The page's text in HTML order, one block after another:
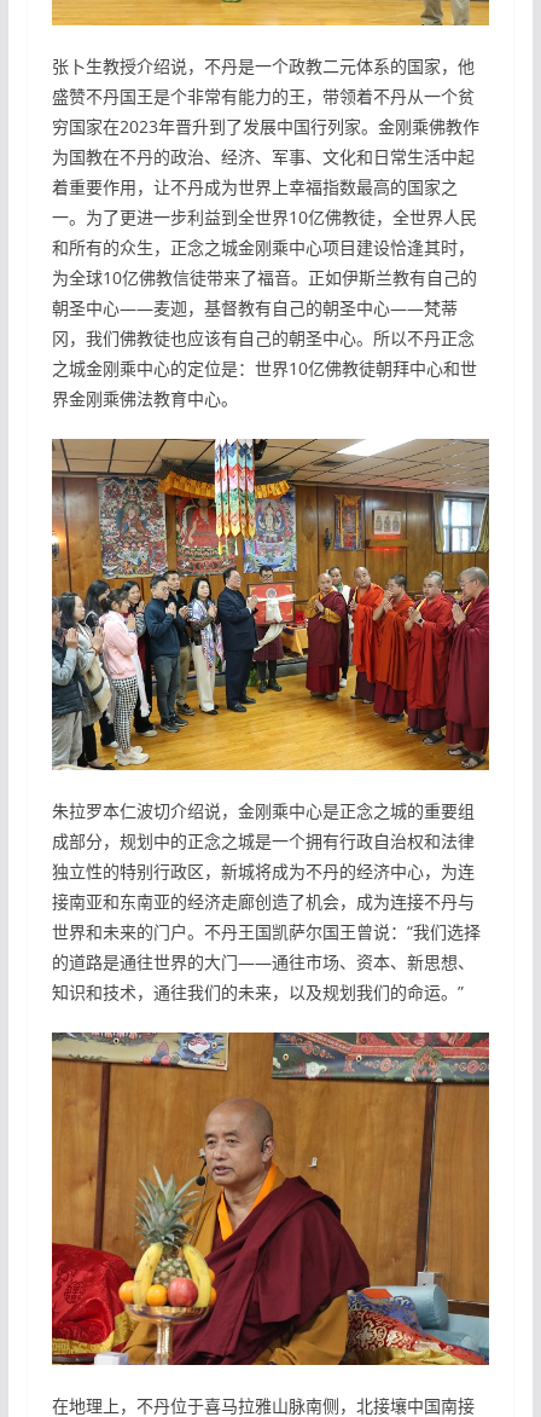
张卜生教授介绍说，不丹是一个政教二元体系的国家，他
盛赞不丹国王是个非常有能力的王，带领着不丹从一个贫
穷国家在2023年晋升到了发展中国行列家。金刚乘佛教作
为国教在不丹的政治、经济、军事、文化和日常生活中起
着重要作用，让不丹成为世界上幸福指数最高的国家之
一。为了更进一步利益到全世界10亿佛教徒，全世界人民
和所有的众生，正念之城金刚乘中心项目建设恰逢其时，
为全球10亿佛教信徒带来了福音。正如伊斯兰教有自己的
朝圣中心——麦迦，基督教有自己的朝圣中心——梵蒂
冈，我们佛教徒也应该有自己的朝圣中心。所以不丹正念
之城金刚乘中心的定位是：世界10亿佛教徒朝拜中心和世
界金刚乘佛法教育中心。
朱拉罗本仁波切介绍说，金刚乘中心是正念之城的重要组
成部分，规划中的正念之城是一个拥有行政自治权和法律
独立性的特别行政区，新城将成为不丹的经济中心，为连
接南亚和东南亚的经济走廊创造了机会，成为连接不丹与
世界和未来的门户。不丹王国凯萨尔国王曾说：“我们选择
的道路是通往世界的大门——通往市场、资本、新思想、
知识和技术，通往我们的未来，以及规划我们的命运。”
在地理上，不丹位于喜马拉雅山脉南侧，北接壤中国南接